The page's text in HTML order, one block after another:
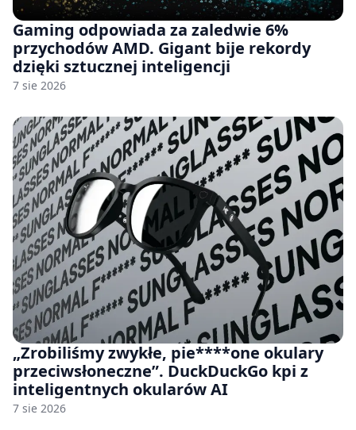
Gaming odpowiada za zaledwie 6%
przychodów AMD. Gigant bije rekordy
dzięki sztucznej inteligencji
7 sie 2026
„Zrobiliśmy zwykłe, pie****one okulary
przeciwsłoneczne”. DuckDuckGo kpi z
inteligentnych okularów AI
7 sie 2026